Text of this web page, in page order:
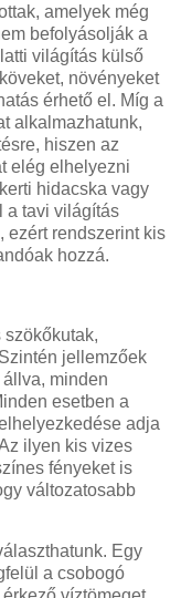
amelyek még
befolyásolják a
világítás külső
növényeket
érhető el. Míg a
alkalmazhatunk,
hiszen az
elég elhelyezni
hidacska vagy
a tavi világítás
ezért rendszerint kis
hozzá.
szökőkutak,
jellemzőek
minden
esetben a
adja
ilyen kis vizes
fényeket is
változatosabb
Egy
a csobogó